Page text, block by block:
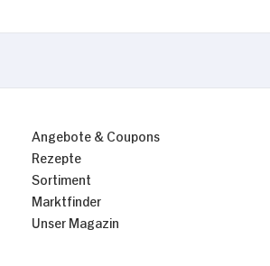
Angebote & Coupons
Rezepte
Sortiment
Marktfinder
Unser Magazin